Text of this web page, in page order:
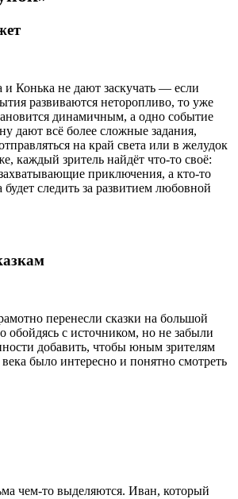
Конька не дают заскучать — если
развиваются неторопливо, то уже
динамичным, а одно событие
дают всё более сложные задания,
на край света или в желудок
каждый зритель найдёт что-то своё:
приключения, а кто-то
следить за развитием любовной
перенесли сказки на большой
обойдясь с источником, но не забыли
добавить, чтобы юным зрителям
было интересно и понятно смотреть
чем-то выделяются. Иван, который